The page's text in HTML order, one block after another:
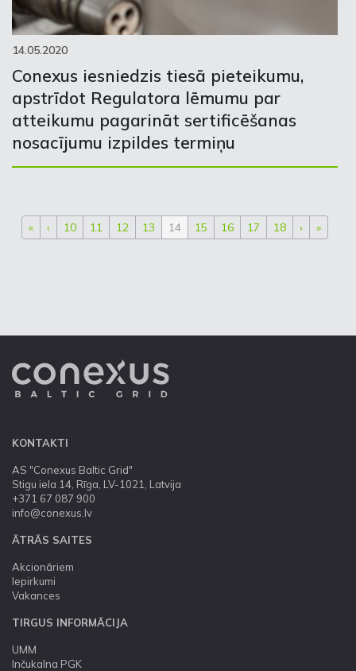
14.05.2020
Conexus iesniedzis tiesā pieteikumu,
apstrīdot Regulatora lēmumu par
atteikumu pagarināt sertificēšanas
nosacījumu izpildes termiņu
« ‹ 10 11 12 13 14 15 16 17 18 › »
KONTAKTI
AS "Conexus Baltic Grid"
Stigu iela 14, Rīga, LV-1021, Latvija
+371 67 087 900
info@conexus.lv
ĀTRĀS SAITES
Akcionāriem
Iepirkumi
Vakances
TIRGUS INFORMĀCIJA
UMM
Inčukalna PGK